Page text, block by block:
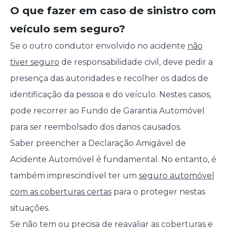
O que fazer em caso de sinistro com
veículo sem seguro?
Se o outro condutor envolvido no acidente não
tiver seguro de responsabilidade civil, deve pedir a
presença das autoridades e recolher os dados de
identificação da pessoa e do veículo. Nestes casos,
pode recorrer ao Fundo de Garantia Automóvel
para ser reembolsado dos danos causados.
Saber preencher a Declaração Amigável de
Acidente Automóvel é fundamental. No entanto, é
também imprescindível ter um seguro automóvel
com as coberturas certaspara o proteger nestas
situações.
Se não tem ou precisa de reavaliar as coberturas e